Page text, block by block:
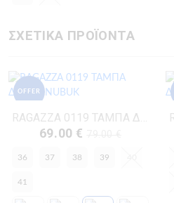
ΣΧΕΤΙΚΑ ΠΡΟΪΟΝΤΑ
OFFER
RAGAZZA 0119 ΤΑΜΠΑ ΔΕΡΜΑ-NUBUK
69.00 €
36 37 38 39
41